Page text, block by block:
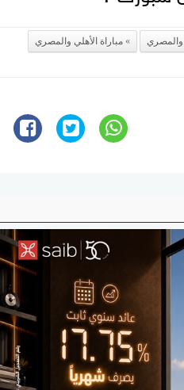
والمصري
مباراة الأهلي والمصري